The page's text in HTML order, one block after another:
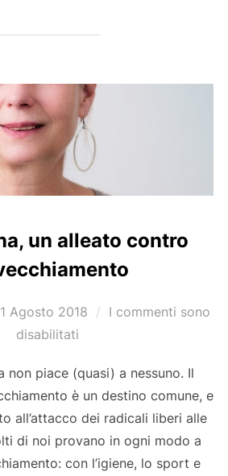
un alleato contro
Agosto 2018
I commenti sono
disabilitati
non piace (quasi) a nessuno. Il
è un destino comune, e
all’attacco dei radicali liberi alle
di noi provano in ogni modo a
con l’igiene, lo sport e